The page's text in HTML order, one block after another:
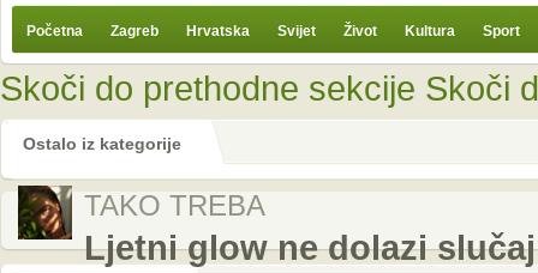
Početna Zagreb Hrvatska Svijet Život Kultura Sport
Skoči do prethodne sekcije Skoči
Ostalo iz kategorije
TAKO TREBA
Ljetni glow ne dolazi